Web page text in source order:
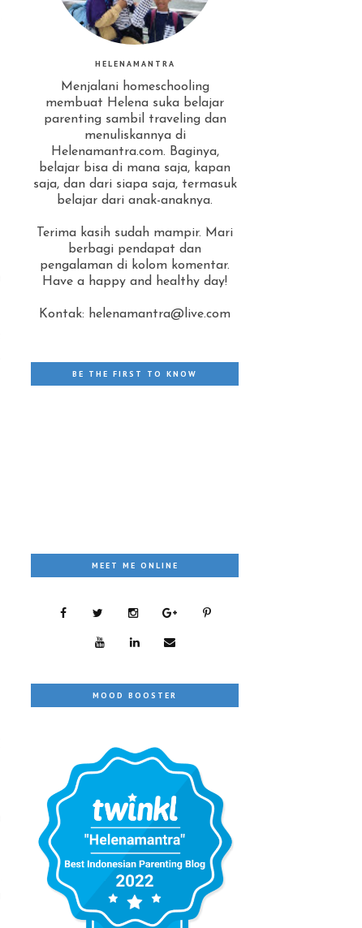
HELENAMANTRA
Menjalani homeschooling
membuat Helena suka belajar
parenting sambil traveling dan
menuliskannya di
Helenamantra.com. Baginya,
belajar bisa di mana saja, kapan
saja, dan dari siapa saja, termasuk
belajar dari anak-anaknya.
Terima kasih sudah mampir. Mari
berbagi pendapat dan
pengalaman di kolom komentar.
Have a happy and healthy day!
Kontak: helenamantra@live.com
BE THE FIRST TO KNOW
MEET ME ONLINE
MOOD BOOSTER